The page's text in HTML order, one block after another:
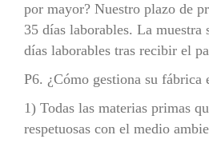
por mayor? Nuestro plazo de
35 días laborables. La muestra
días laborables tras recibir el
P6. ¿Cómo gestiona su fábrica
1) Todas las materias primas
respetuosas con el medio